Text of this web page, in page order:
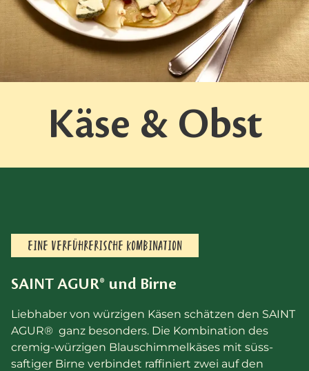
Käse & Obst
EINE VERFÜHRERISCHE KOMBINATION
SAINT AGUR® und Birne
Liebhaber von würzigen Käsen schätzen den SAINT
AGUR® ganz besonders. Die Kombination des
cremig-würzigen Blauschimmelkäses mit süss-
saftiger Birne verbindet raffiniert zwei auf den